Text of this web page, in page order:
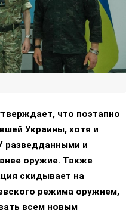
что поэтапно
Украины, хотя и
разведданными и
оружие. Также
скидывает на
режима оружием,
всем новым